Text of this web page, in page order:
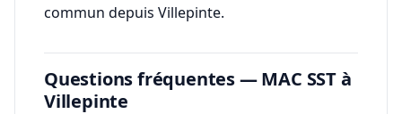
commun depuis Villepinte.
Questions fréquentes — MAC SST à
Villepinte